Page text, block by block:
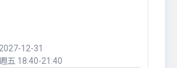
12-31
週五 18:40-21:40